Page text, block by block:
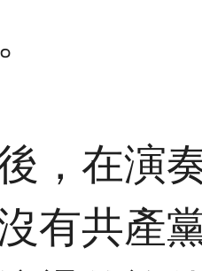
，在演
有共產